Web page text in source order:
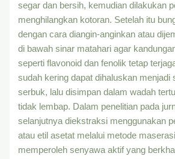
segar dan bersih, kemudian dilakukan
menghilangkan kotoran. Setelah itu
dengan cara diangin-anginkan atau
di bawah sinar matahari agar
seperti flavonoid dan fenolik tetap
sudah kering dapat dihaluskan menjadi
serbuk, lalu disimpan dalam wadah
tidak lembap. Dalam penelitian pada
selanjutnya diekstraksi menggunakan
atau etil asetat melalui metode
memperoleh senyawa aktif yang